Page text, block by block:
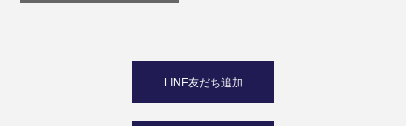
LINE友だち追加